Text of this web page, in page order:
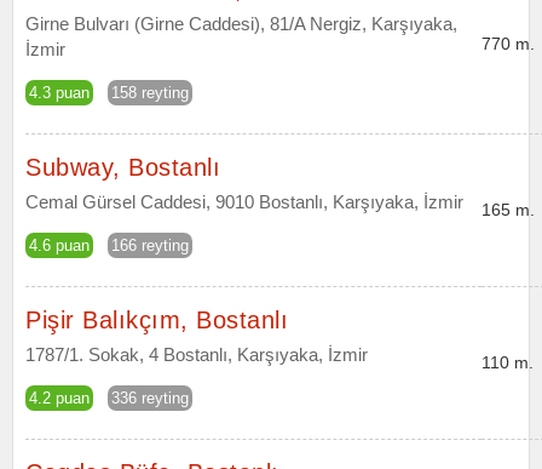
Girne Bulvarı (Girne Caddesi), 81/A Nergiz, Karşıyaka,
İzmir
4.3 puan 158 reyting
770 m.
Subway, Bostanlı
Cemal Gürsel Caddesi, 9010 Bostanlı, Karşıyaka, İzmir
4.6 puan 166 reyting
165 m.
Pişir Balıkçım, Bostanlı
1787/1. Sokak, 4 Bostanlı, Karşıyaka, İzmir
4.2 puan 336 reyting
110 m.